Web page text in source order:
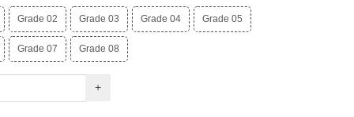
Grade 02 Grade 03 Grade 04 Grade 05
Grade 07 Grade 08
+